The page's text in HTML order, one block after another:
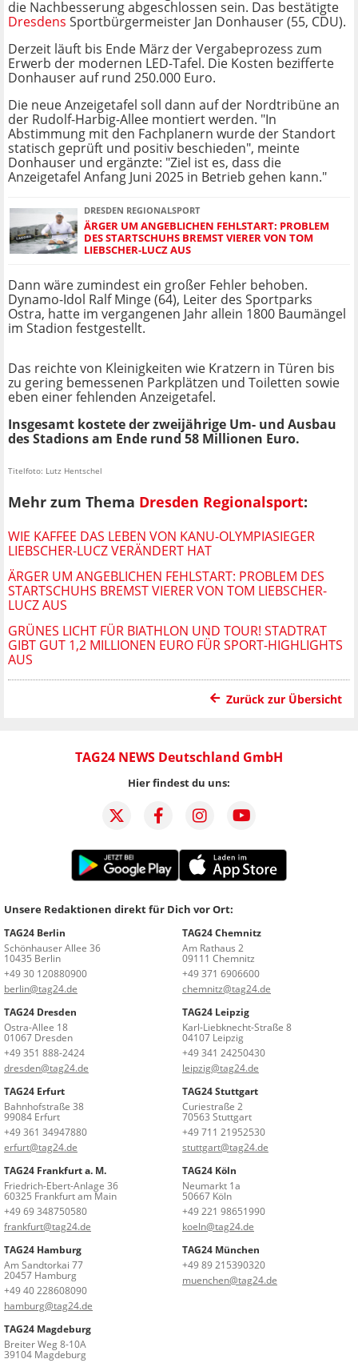
die Nachbesserung abgeschlossen sein. Das bestätigte
Dresdens Sportbürgermeister Jan Donhauser (55, CDU).
Derzeit läuft bis Ende März der Vergabeprozess zum
Erwerb der modernen LED-Tafel. Die Kosten bezifferte
Donhauser auf rund 250.000 Euro.
Die neue Anzeigetafel soll dann auf der Nordtribüne an
der Rudolf-Harbig-Allee montiert werden. "In
Abstimmung mit den Fachplanern wurde der Standort
statisch geprüft und positiv beschieden", meinte
Donhauser und ergänzte: "Ziel ist es, dass die
Anzeigetafel Anfang Juni 2025 in Betrieb gehen kann."
DRESDEN REGIONALSPORT
ÄRGER UM ANGEBLICHEN FEHLSTART: PROBLEM
DES STARTSCHUHS BREMST VIERER VON TOM
LIEBSCHER-LUCZ AUS
Dann wäre zumindest ein großer Fehler behoben.
Dynamo-Idol Ralf Minge (64), Leiter des Sportparks
Ostra, hatte im vergangenen Jahr allein 1800 Baumängel
im Stadion festgestellt.
Das reichte von Kleinigkeiten wie Kratzern in Türen bis
zu gering bemessenen Parkplätzen und Toiletten sowie
eben einer fehlenden Anzeigetafel.
Insgesamt kostete der zweijährige Um- und Ausbau
des Stadions am Ende rund 58 Millionen Euro.
Titelfoto: Lutz Hentschel
Mehr zum Thema Dresden Regionalsport:
WIE KAFFEE DAS LEBEN VON KANU-OLYMPIASIEGER
LIEBSCHER-LUCZ VERÄNDERT HAT
ÄRGER UM ANGEBLICHEN FEHLSTART: PROBLEM DES
STARTSCHUHS BREMST VIERER VON TOM LIEBSCHER-
LUCZ AUS
GRÜNES LICHT FÜR BIATHLON UND TOUR! STADTRAT
GIBT GUT 1,2 MILLIONEN EURO FÜR SPORT-HIGHLIGHTS
AUS
Zurück zur Übersicht
TAG24 NEWS Deutschland GmbH
Hier findest du uns:
Unsere Redaktionen direkt für Dich vor Ort:
TAG24 Berlin
Schönhauser Allee 36
10435 Berlin
+49 30 120880900
berlin@tag24.de
TAG24 Chemnitz
Am Rathaus 2
09111 Chemnitz
+49 371 6906600
chemnitz@tag24.de
TAG24 Dresden
Ostra-Allee 18
01067 Dresden
+49 351 888-2424
dresden@tag24.de
TAG24 Leipzig
Karl-Liebknecht-Straße 8
04107 Leipzig
+49 341 24250430
leipzig@tag24.de
TAG24 Erfurt
Bahnhofstraße 38
99084 Erfurt
+49 361 34947880
erfurt@tag24.de
TAG24 Stuttgart
Curiestraße 2
70563 Stuttgart
+49 711 21952530
stuttgart@tag24.de
TAG24 Frankfurt a. M.
Friedrich-Ebert-Anlage 36
60325 Frankfurt am Main
+49 69 348750580
frankfurt@tag24.de
TAG24 Köln
Neumarkt 1a
50667 Köln
+49 221 98651990
koeln@tag24.de
TAG24 Hamburg
Am Sandtorkai 77
20457 Hamburg
+49 40 228608090
hamburg@tag24.de
TAG24 München
+49 89 215390320
muenchen@tag24.de
TAG24 Magdeburg
Breiter Weg 8-10A
39104 Magdeburg